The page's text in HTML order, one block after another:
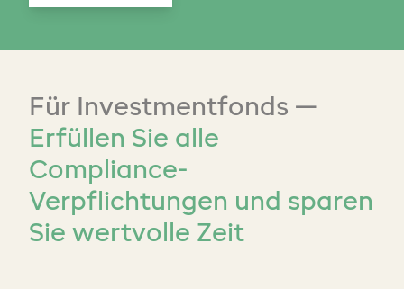
Für Investmentfonds —
Erfüllen Sie alle
Compliance-
Verpflichtungen und sparen
Sie wertvolle Zeit